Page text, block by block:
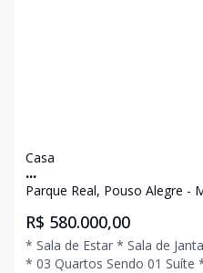
Casa
...
Parque Real, Pouso Alegre -
R$ 580.000,00
* Sala de Estar * Sala de
* 03 Quartos Sendo 01 Suíte